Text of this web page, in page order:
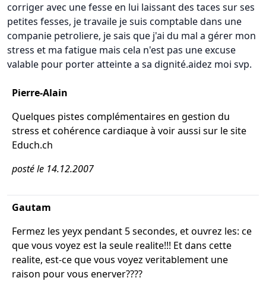
corriger avec une fesse en lui laissant des taces sur ses
petites fesses, je travaile je suis comptable dans une
companie petroliere, je sais que j'ai du mal a gérer mon
stress et ma fatigue mais cela n'est pas une excuse
valable pour porter atteinte a sa dignité.aidez moi svp.
Pierre-Alain
Quelques pistes complémentaires en gestion du
stress et cohérence cardiaque à voir aussi sur le site
Educh.ch
posté le 14.12.2007
Gautam
Fermez les yeyx pendant 5 secondes, et ouvrez les: ce
que vous voyez est la seule realite!!! Et dans cette
realite, est-ce que vous voyez veritablement une
raison pour vous enerver????